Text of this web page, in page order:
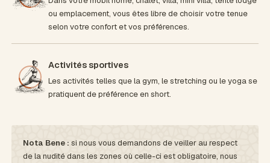
ou emplacement, vous êtes libre de choisir votre tenue
selon votre confort et vos préférences.
Activités sportives
Les activités telles que la gym, le stretching ou le yoga se
pratiquent de préférence en short.
Nota Bene : si nous vous demandons de veiller au respect
de la nudité dans les zones où celle-ci est obligatoire, nous